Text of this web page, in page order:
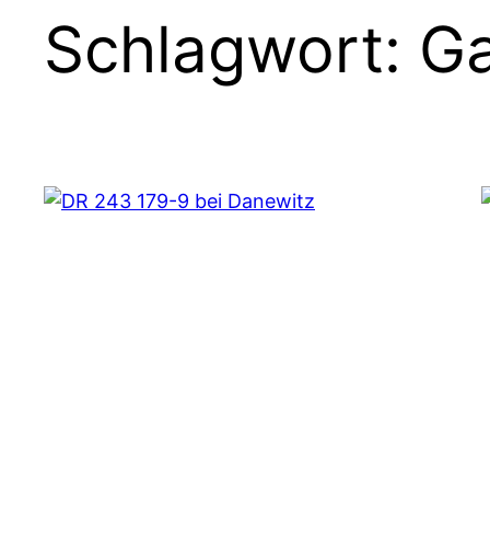
Schlagwort: